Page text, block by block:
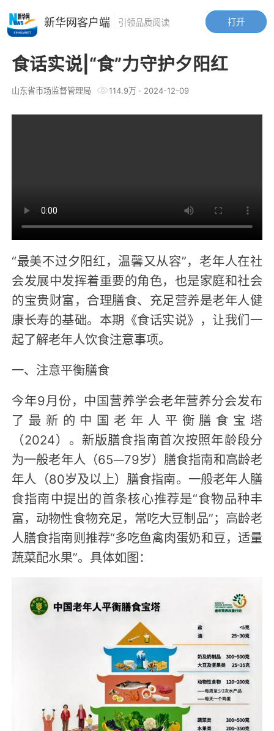
食话实说|“食”力守护夕阳红
山东省市场监督管理局 114.9万· 2024-12-09
“最美不过夕阳红，温馨又从容”，老年人在社
会发展中发挥着重要的角色，也是家庭和社会
的宝贵财富，合理膳食、充足营养是老年人健
康长寿的基础。本期《食话实说》，让我们一
起了解老年人饮食注意事项。
一、注意平衡膳食
今年9月份，中国营养学会老年营养分会发布
了最新的中国老年人平衡膳食宝塔
（2024）。新版膳食指南首次按照年龄段分
为一般老年人（65—79岁）膳食指南和高龄老
年人（80岁及以上）膳食指南。一般老年人膳
食指南中提出的首条核心推荐是“食物品种丰
富，动物性食物充足，常吃大豆制品”；高龄老
人膳食指南则推荐“多吃鱼禽肉蛋奶和豆，适量
蔬菜配水果”。具体如图：
打开
新华网客户端 引领品质阅读